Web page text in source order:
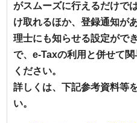
がスムーズに行えるだけで
け取れるほか、登録通知が
理士にも知らせる設定がで
で、e-Taxの利用と併せて
ください。
詳しくは、下記参考資料等
い。